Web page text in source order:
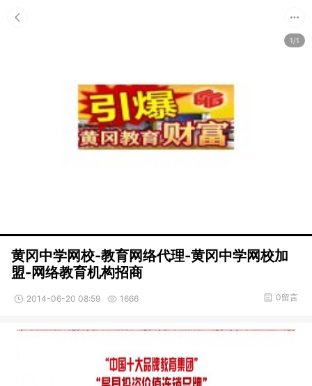
1/1
黄冈中学网校-教育网络代理-黄冈中学网校加
盟-网络教育机构招商
2014-06-20 08:59 1666 0留言